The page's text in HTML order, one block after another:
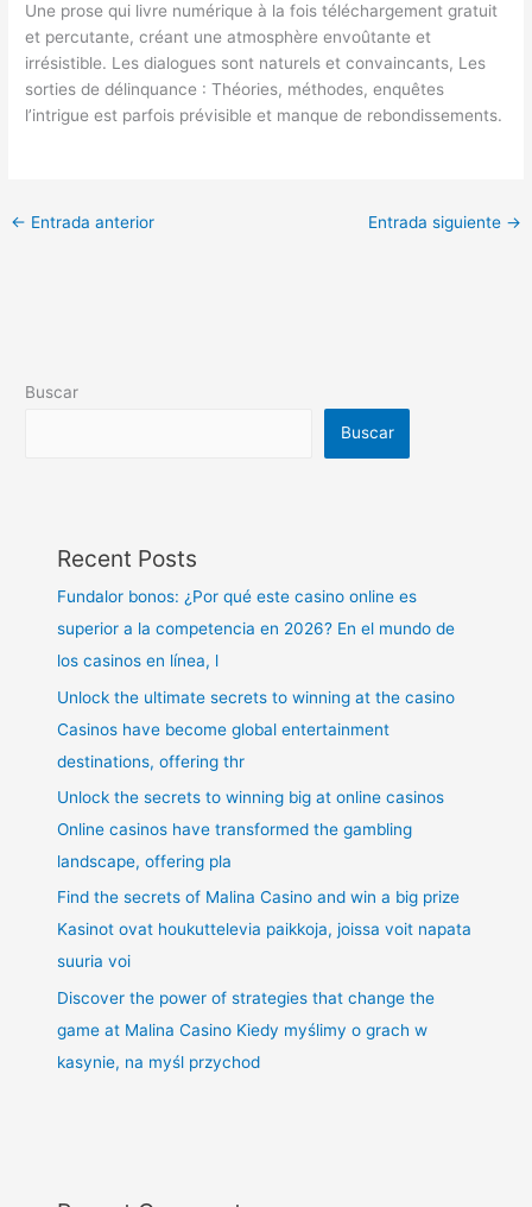
Une prose qui livre numérique à la fois téléchargement gratuit
et percutante, créant une atmosphère envoûtante et
irrésistible. Les dialogues sont naturels et convaincants, Les
sorties de délinquance : Théories, méthodes, enquêtes
l’intrigue est parfois prévisible et manque de rebondissements.
← Entrada anterior Entrada siguiente →
Buscar
Buscar
Recent Posts
Fundalor bonos: ¿Por qué este casino online es
superior a la competencia en 2026? En el mundo de
los casinos en línea, l
Unlock the ultimate secrets to winning at the casino
Casinos have become global entertainment
destinations, offering thr
Unlock the secrets to winning big at online casinos
Online casinos have transformed the gambling
landscape, offering pla
Find the secrets of Malina Casino and win a big prize
Kasinot ovat houkuttelevia paikkoja, joissa voit napata
suuria voi
Discover the power of strategies that change the
game at Malina Casino Kiedy myślimy o grach w
kasynie, na myśl przychod